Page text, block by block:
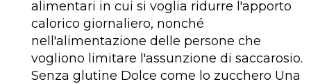
alimentari in cui si voglia ridurre l'apporto
calorico giornaliero, nonché
nell'alimentazione delle persone che
vogliono limitare l'assunzione di saccarosio.
Senza glutine Dolce come lo zucchero Una